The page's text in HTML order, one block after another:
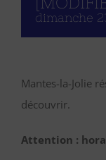
dimanche
Mantes-la-Jolie
découvrir.
Attention :